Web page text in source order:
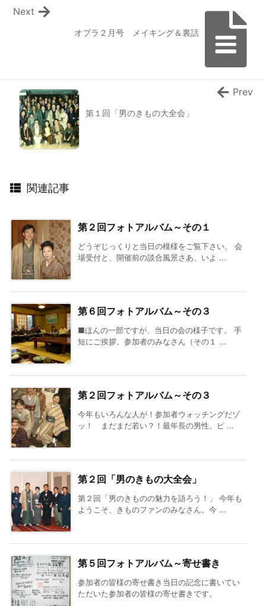
オブラ２月号 メイキング＆裏話
Next
第１回「男のきもの大全会」
Prev
関連記事
第２回フォトアルバム～その１
どうぞじっくりと当日の模様をご覧下さい。 会
場受付と、開催前の談合風景さあ、いよ ...
第６回フォトアルバム～その３
■ほんの一部ですが、当日の会の様子です。 手
短にご挨拶。参加者のみなさん（その１ ...
第２回フォトアルバム～その３
今年もいろんな人が！参加者ウォッチングだゾ
ッ！ まだまだ若い？！最年長の男性。ピ ...
第２回「男のきもの大全会」
第２回「男のきものの魅力を語ろう！」 今年も
ようこそ、きものファンのみなさん。今 ...
第５回フォトアルバム～寄せ書き
参加者の皆様の寄せ書き当日の記念に書いてい
ただいた参加者の皆様の寄せ書きです。